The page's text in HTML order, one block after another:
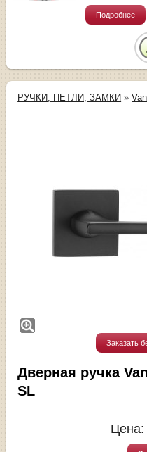
Подробнее
РУЧКИ, ПЕТЛИ, ЗАМКИ »
Заказать
Дверная ручка
SL
Цена: